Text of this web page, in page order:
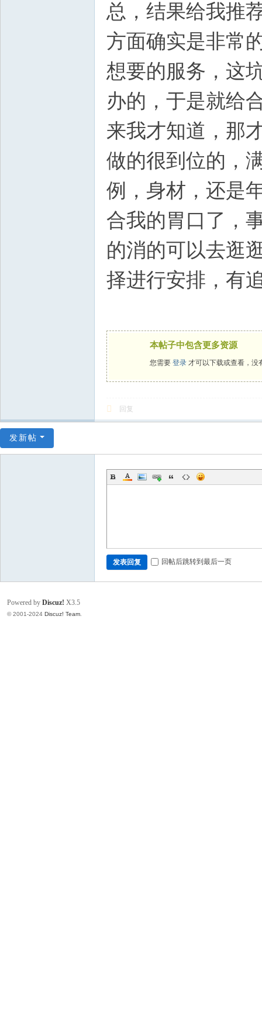
总，结果给我推
方面确实是非常
想要的服务，这
办的，于是就给
来我才知道，那
做的很到位的，
例，身材，还是
合我的胃口了，
的消的可以去逛
择进行安排，有
本帖子中包含更多资源
您需要 登录 才可以下载或查看，没
回复
发新帖
发表回复 回帖后跳转到最后一页
Powered by Discuz! X3.5
© 2001-2024 Discuz! Team